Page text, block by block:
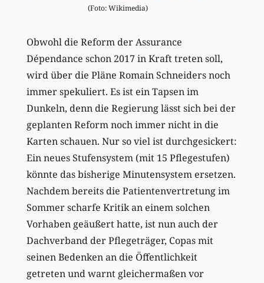
(Foto: Wikimedia)
Obwohl die Reform der Assurance
Dépendance schon 2017 in Kraft treten soll,
wird über die Pläne Romain Schneiders noch
immer spekuliert. Es ist ein Tapsen im
Dunkeln, denn die Regierung lässt sich bei der
geplanten Reform noch immer nicht in die
Karten schauen. Nur so viel ist durchgesickert:
Ein neues Stufensystem (mit 15 Pflegestufen)
könnte das bisherige Minutensystem ersetzen.
Nachdem bereits die Patientenvertretung im
Sommer scharfe Kritik an einem solchen
Vorhaben geäußert hatte, ist nun auch der
Dachverband der Pflegeträger, Copas mit
seinen Bedenken an die Öffentlichkeit
getreten und warnt gleichermaßen vor